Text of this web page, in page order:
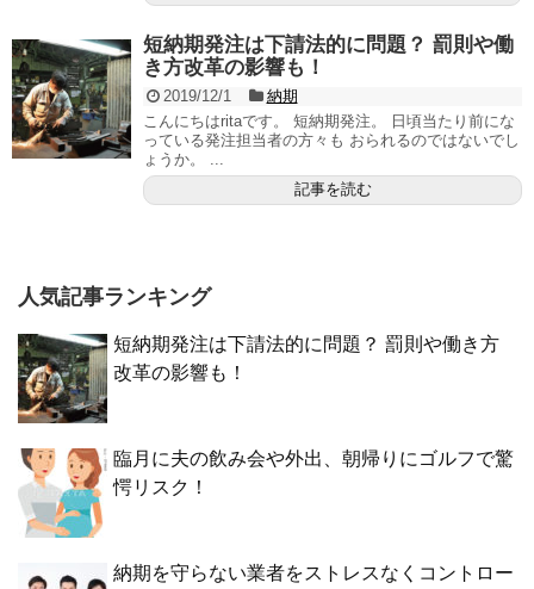
短納期発注は下請法的に問題？ 罰則や働
き方改革の影響も！
2019/12/1
納期
こんにちはritaです。 短納期発注。 日頃当たり前にな
っている発注担当者の方々も おられるのではないでし
ょうか。 ...
記事を読む
人気記事ランキング
短納期発注は下請法的に問題？ 罰則や働き方
改革の影響も！
臨月に夫の飲み会や外出、朝帰りにゴルフで驚
愕リスク！
納期を守らない業者をストレスなくコントロー